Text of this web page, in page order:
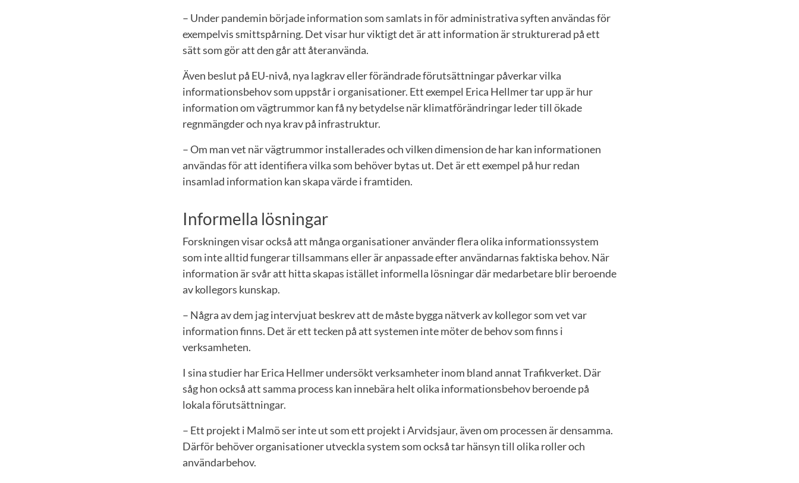
– Under pandemin började information som samlats in för administrativa syften användas för
exempelvis smittspårning. Det visar hur viktigt det är att information är strukturerad på ett
sätt som gör att den går att återanvända.
Även beslut på EU-nivå, nya lagkrav eller förändrade förutsättningar påverkar vilka
informationsbehov som uppstår i organisationer. Ett exempel Erica Hellmer tar upp är hur
information om vägtrummor kan få ny betydelse när klimatförändringar leder till ökade
regnmängder och nya krav på infrastruktur.
– Om man vet när vägtrummor installerades och vilken dimension de har kan informationen
användas för att identifiera vilka som behöver bytas ut. Det är ett exempel på hur redan
insamlad information kan skapa värde i framtiden.
Informella lösningar
Forskningen visar också att många organisationer använder flera olika informationssystem
som inte alltid fungerar tillsammans eller är anpassade efter användarnas faktiska behov. När
information är svår att hitta skapas istället informella lösningar där medarbetare blir beroende
av kollegors kunskap.
– Några av dem jag intervjuat beskrev att de måste bygga nätverk av kollegor som vet var
information finns. Det är ett tecken på att systemen inte möter de behov som finns i
verksamheten.
I sina studier har Erica Hellmer undersökt verksamheter inom bland annat Trafikverket. Där
såg hon också att samma process kan innebära helt olika informationsbehov beroende på
lokala förutsättningar.
– Ett projekt i Malmö ser inte ut som ett projekt i Arvidsjaur, även om processen är densamma.
Därför behöver organisationer utveckla system som också tar hänsyn till olika roller och
användarbehov.